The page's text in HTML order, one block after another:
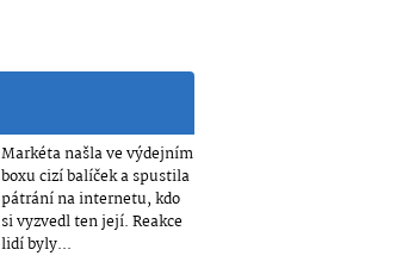
Markéta našla ve výdejním
boxu cizí balíček a spustila
pátrání na internetu, kdo
si vyzvedl ten její. Reakce
lidí byly...